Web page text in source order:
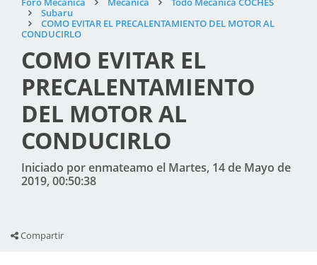
Subaru
COMO EVITAR EL PRECALENTAMIENTO DEL MOTOR AL
CONDUCIRLO
COMO EVITAR EL
PRECALENTAMIENTO
DEL MOTOR AL
CONDUCIRLO
Iniciado por enmateamo el Martes, 14 de Mayo de
2019, 00:50:38
Compartir